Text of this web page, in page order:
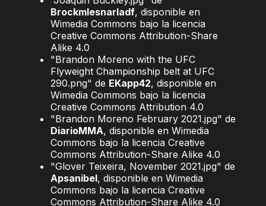
Brockmlesnarladf, disponible en
Wimedia Commons bajo la licencia
Creative Commons Attribution-Share
Alike 4.0
"Brandon Moreno with the UFC
Flyweight Championship belt at UFC
290.png" de EKapp42, disponible en
Wimedia Commons bajo la licencia
Creative Commons Attribution 4.0
"Brandon Moreno February 2021.jpg" de
DiarioMMA, disponible en Wimedia
Commons bajo la licencia Creative
Commons Attribution-Share Alike 4.0
"Glover Teixeira, November 2021.jpg" de
Apsanibel, disponible en Wimedia
Commons bajo la licencia Creative
Commons Attribution-Share Alike 4.0